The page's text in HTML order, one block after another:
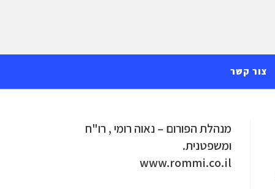
צור קשר
מנהלת הפורום – נאוה רומי , רו"ח
ומשפטנית.
www.rommi.co.il